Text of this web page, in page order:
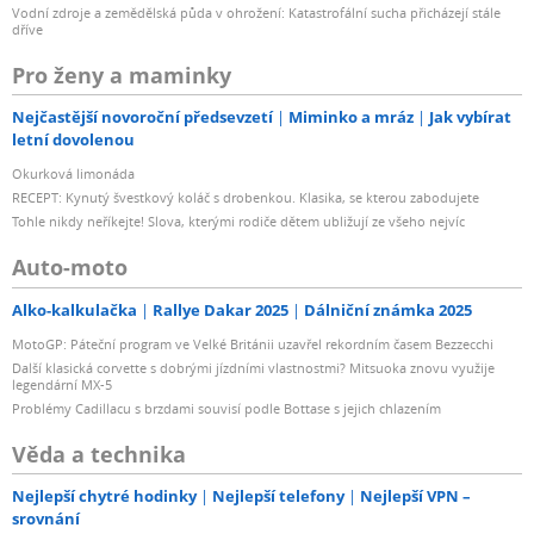
Vodní zdroje a zemědělská půda v ohrožení: Katastrofální sucha přicházejí stále
dříve
Pro ženy a maminky
Nejčastější novoroční předsevzetí Miminko a mráz
Jak vybírat
letní dovolenou
Okurková limonáda
RECEPT: Kynutý švestkový koláč s drobenkou. Klasika, se kterou zabodujete
Tohle nikdy neříkejte! Slova, kterými rodiče dětem ubližují ze všeho nejvíc
Auto-moto
Alko-kalkulačka Rallye Dakar 2025 Dálniční známka 2025
MotoGP: Páteční program ve Velké Británii uzavřel rekordním časem Bezzecchi
Další klasická corvette s dobrými jízdními vlastnostmi? Mitsuoka znovu využije
legendární MX-5
Problémy Cadillacu s brzdami souvisí podle Bottase s jejich chlazením
Věda a technika
Nejlepší chytré hodinky Nejlepší telefony
Nejlepší VPN –
srovnání